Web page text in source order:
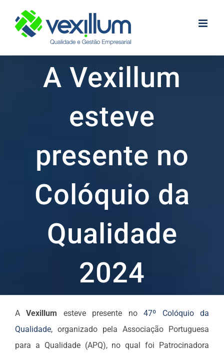
content
A Vexillum
esteve
presente no
Colóquio da
Qualidade
2024
AVexillum esteve presente no47º Colóquio da
Qualidade, organizado pela Associação Portuguesa
para a Qualidade (APQ), no qual foi Patrocinadora